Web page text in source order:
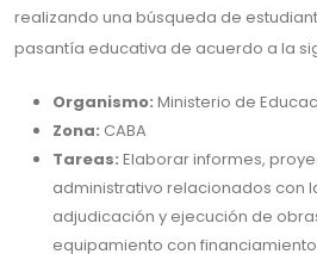
realizando una búsqueda de
pasantía educativa de acuerdo a la
Organismo: Ministerio de
Zona: CABA
Tareas: Elaborar informes,
administrativo relacionados con
adjudicación y ejecución de
equipamiento con